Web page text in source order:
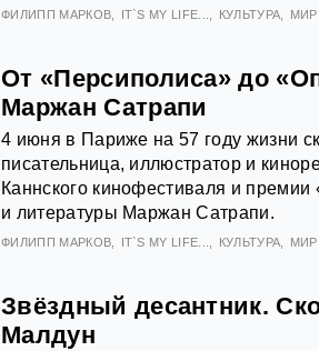
ФИЛИПП МАРКОВ IT`S MY LIFE... КУЛЬТУРА МИР
От «Персиполиса» до
Маржан Сатрапи
4 июня в Париже на 57 году жизни
писательница, иллюстратор и
Каннского кинофестиваля и
и литературы Маржан Сатрапи.
ФИЛИПП МАРКОВ IT`S MY LIFE... КУЛЬТУРА МИР
Звёздный десантник.
Малдун